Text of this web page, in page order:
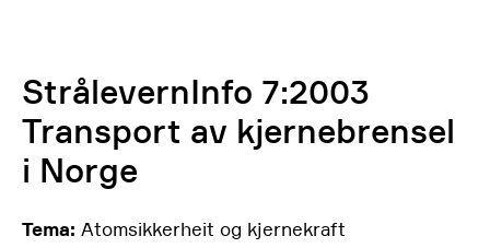
StrålevernInfo 7:2003
Transport av kjernebrensel
i Norge
Tema: Atomsikkerheit og kjernekraft